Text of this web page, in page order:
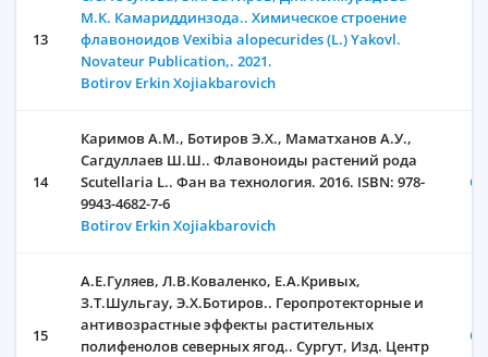
13
М.К. Камариддинзода.. Химическое строение
флавоноидов Vexibia alopecurides (L.) Yakovl.
Novateur Publication,. 2021.
Botirov Erkin Xojiakbarovich
14
Каримов А.М., Ботиров Э.Х., Маматханов А.У.,
Сагдуллаев Ш.Ш.. Флавоноиды растений рода
Scutellaria L.. Фан ва технология. 2016. ISBN: 978-
9943-4682-7-6
Botirov Erkin Xojiakbarovich
15
А.Е.Гуляев, Л.В.Коваленко, Е.А.Кривых,
З.Т.Шульгау, Э.Х.Ботиров.. Геропротекторные и
антивозрастные эффекты растительных
полифенолов северных ягод.. Сургут, Изд. Центр